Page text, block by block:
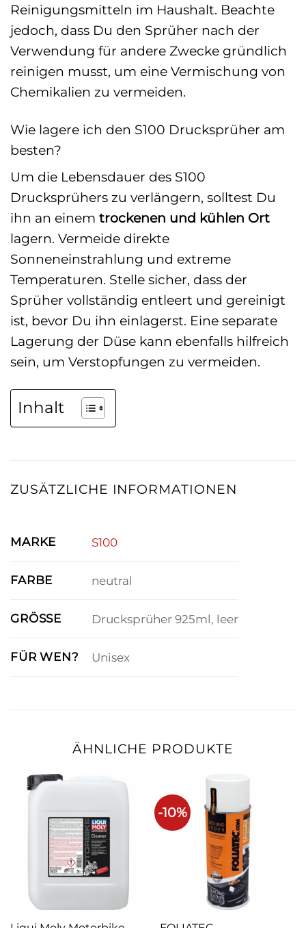
Reinigungsmitteln im Haushalt. Beachte
jedoch, dass Du den Sprüher nach der
Verwendung für andere Zwecke gründlich
reinigen musst, um eine Vermischung von
Chemikalien zu vermeiden.
Wie lagere ich den S100 Drucksprüher am
besten?
Um die Lebensdauer des S100
Drucksprühers zu verlängern, solltest Du
ihn an einem trockenen und kühlen Ort
lagern. Vermeide direkte
Sonneneinstrahlung und extreme
Temperaturen. Stelle sicher, dass der
Sprüher vollständig entleert und gereinigt
ist, bevor Du ihn einlagerst. Eine separate
Lagerung der Düse kann ebenfalls hilfreich
sein, um Verstopfungen zu vermeiden.
Inhalt
ZUSÄTZLICHE INFORMATIONEN
MARKE S100
FARBE neutral
GRÖSSE Drucksprüher 925ml, leer
FÜR WEN? Unisex
ÄHNLICHE PRODUKTE
-10%